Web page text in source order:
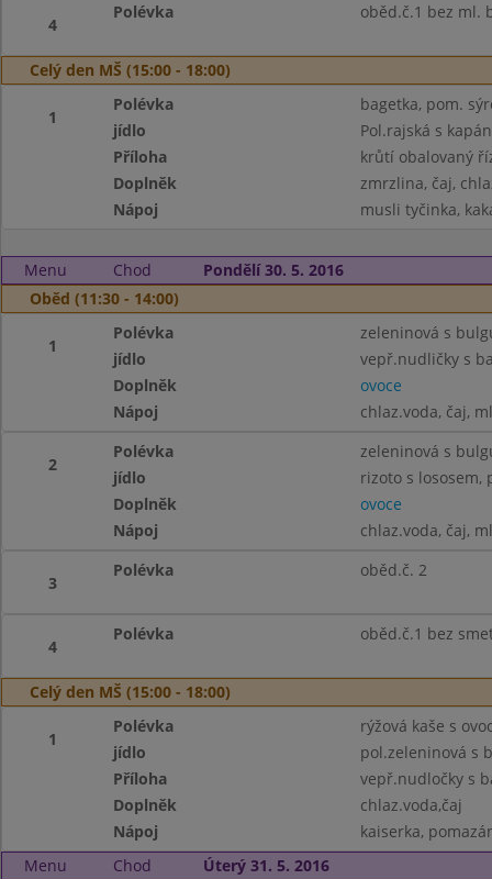
4
Polévka oběd.č.1 bez ml.
Celý den MŠ (15:00 - 18:00)
1
Polévka
bagetka, pom.
jídlo
Pol.rajská s
Příloha
krůtí obalovaný
Doplněk
zmrzlina, čaj,
Nápoj
musli tyčinka,
Menu Chod
Pondělí 30. 5. 2016
Oběd (11:30 - 14:00)
1
Polévka
zeleninová s
jídlo
vepř.nudličky s
Doplněk
ovoce
Nápoj
chlaz.voda, čaj,
2
Polévka
zeleninová s
jídlo
rizoto s lososem,
Doplněk
ovoce
Nápoj
chlaz.voda, čaj,
3
Polévka oběd.č. 2
4
Polévka oběd.č.1 bez
Celý den MŠ (15:00 - 18:00)
1
Polévka
rýžová kaše s
jídlo
pol.zeleninová s
Příloha
vepř.nudločky s
Doplněk
chlaz.voda,čaj
Nápoj
kaiserka,
Menu
Chod
Úterý 31. 5. 2016